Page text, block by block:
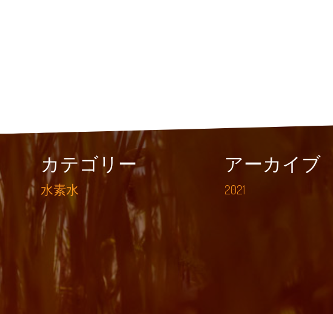
カテゴリー
水素水
アーカイブ
2021